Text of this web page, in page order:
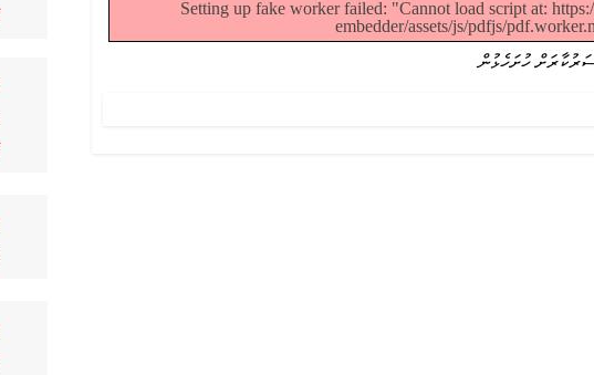
Setting up fake worker failed: "Cannot load script at:
embedder/assets/js/pdfjs/